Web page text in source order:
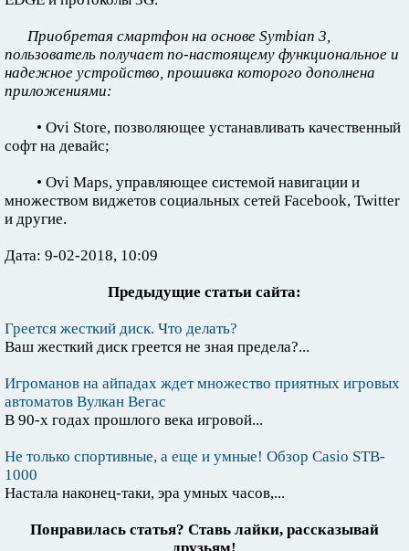
Приобретая смартфон на основе Symbian 3,
пользователь получает по-настоящему функциональное и
надежное устройство, прошивка которого дополнена
приложениями:
• Ovi Store, позволяющее устанавливать качественный
софт на девайс;
• Ovi Maps, управляющее системой навигации и
множеством виджетов социальных сетей Facebook, Twitter
и другие.
Дата: 9-02-2018, 10:09
Предыдущие статьи сайта:
Греется жесткий диск. Что делать?
Ваш жесткий диск греется не зная предела?...
Игроманов на айпадах ждет множество приятных игровых
автоматов Вулкан Вегас
В 90-х годах прошлого века игровой...
Не только спортивные, а еще и умные! Обзор Casio STB-
1000
Настала наконец-таки, эра умных часов,...
Понравилась статья? Ставь лайки, рассказывай